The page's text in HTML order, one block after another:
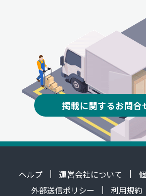
掲載に関するお問合
ヘルプ 運営会社について
外部送信ポリシー
利用規約